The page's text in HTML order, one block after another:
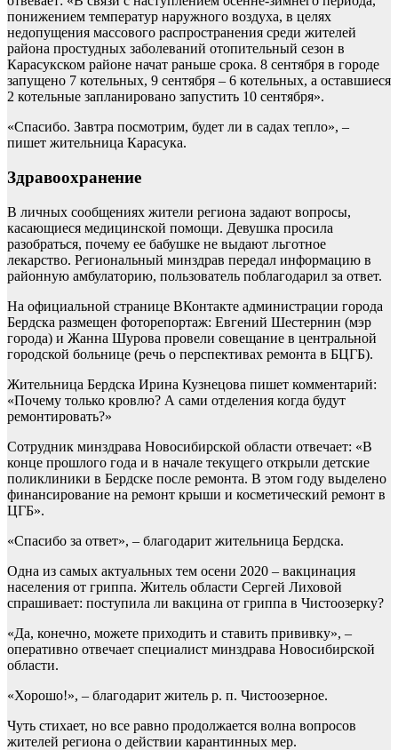
понижением температур наружного воздуха, в целях
недопущения массового распространения среди жителей
района простудных заболеваний отопительный сезон в
Карасукском районе начат раньше срока. 8 сентября в городе
запущено 7 котельных, 9 сентября – 6 котельных, а оставшиеся
2 котельные запланировано запустить 10 сентября».
«Спасибо. Завтра посмотрим, будет ли в садах тепло», –
пишет жительница Карасука.
Здравоохранение
В личных сообщениях жители региона задают вопросы,
касающиеся медицинской помощи. Девушка просила
разобраться, почему ее бабушке не выдают льготное
лекарство. Региональный минздрав передал информацию в
районную амбулаторию, пользователь поблагодарил за ответ.
На официальной странице ВКонтакте администрации города
Бердска размещен фоторепортаж: Евгений Шестернин (мэр
города) и Жанна Шурова провели совещание в центральной
городской больнице (речь о перспективах ремонта в БЦГБ).
Жительница Бердска Ирина Кузнецова пишет комментарий:
«Почему только кровлю? А сами отделения когда будут
ремонтировать?»
Сотрудник минздрава Новосибирской области отвечает: «В
конце прошлого года и в начале текущего открыли детские
поликлиники в Бердске после ремонта. В этом году выделено
финансирование на ремонт крыши и косметический ремонт в
ЦГБ».
«Спасибо за ответ», – благодарит жительница Бердска.
Одна из самых актуальных тем осени 2020 – вакцинация
населения от гриппа. Житель области Сергей Лиховой
спрашивает: поступила ли вакцина от гриппа в Чистоозерку?
«Да, конечно, можете приходить и ставить прививку», –
оперативно отвечает специалист минздрава Новосибирской
области.
«Хорошо!», – благодарит житель р. п. Чистоозерное.
Чуть стихает, но все равно продолжается волна вопросов
жителей региона о действии карантинных мер.